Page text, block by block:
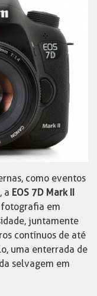
como eventos
a EOS 7D Mark II
em
juntamente
contínuos de até
uma enterrada de
selvagem em